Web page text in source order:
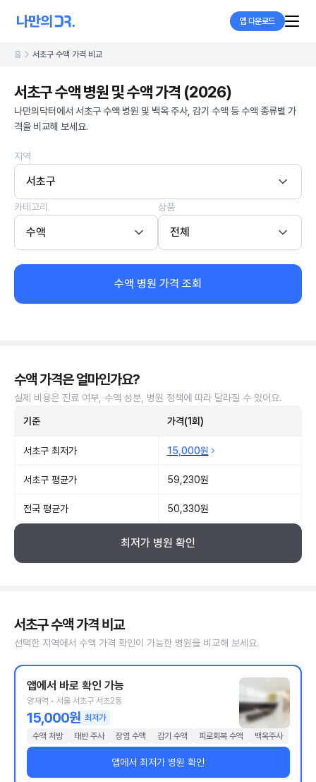
앱 다운로드
홈 서초구 수액 가격 비교
서초구 수액 병원 및 수액 가격 (2026)
나만의닥터에서 서초구 수액 병원 및 백옥 주사, 감기 수액 등 수액 종류별 가
격을 비교해 보세요.
지역
서초구
카테고리
수액
상품
전체
수액 병원 가격 조회
수액 가격은 얼마인가요?
실제 비용은 진료 여부, 수액 성분, 병원 정책에 따라 달라질 수 있어요.
기준 가격(1회)
서초구 최저가 15,000원
서초구 평균가 59,230원
전국 평균가 50,330원
최저가 병원 확인
서초구 수액 가격 비교
선택한 지역에서 수액 가격 확인이 가능한 병원을 비교해 보세요.
앱에서 바로 확인 가능
양재역 • 서울 서초구 서초2동
15,000원 최저가
수액 처방
태반 주사 장염 수액 감기 수액 피로회복 수액 백옥주사
앱에서 최저가 병원 확인